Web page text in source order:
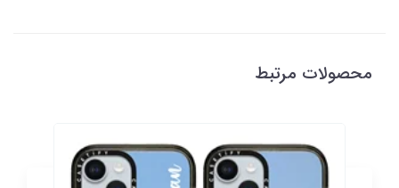
محصولات مرتبط